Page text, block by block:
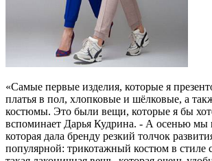
«Самые первые изделия, которые я
платья в пол, хлопковые и шёлковые, а
костюмы. Это были вещи, которые я бы
вспоминает Дарья Кудрина. - А осенью мы
которая дала бренду резкий толчок
популярной: трикотажный костюм в стиле